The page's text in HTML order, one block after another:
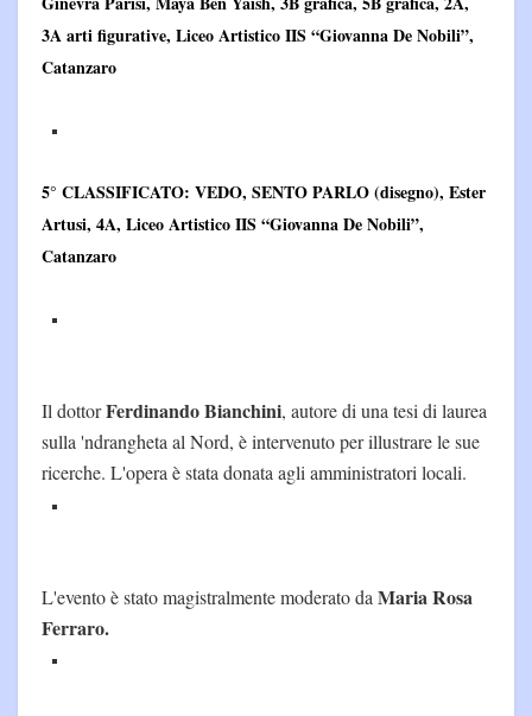
3A arti figurative, Liceo Artistico IIS “Giovanna De Nobili”,
Catanzaro
5° CLASSIFICATO: VEDO, SENTO PARLO (disegno), Ester
Artusi, 4A, Liceo Artistico IIS “Giovanna De Nobili”,
Catanzaro
Il dottorFerdinando Bianchini, autore di una tesi di laurea
sulla 'ndrangheta al Nord, è intervenuto per illustrare le sue
ricerche. L'opera è stata donata agli amministratori locali.
L'evento è stato magistralmente moderato da Maria Rosa
Ferraro.